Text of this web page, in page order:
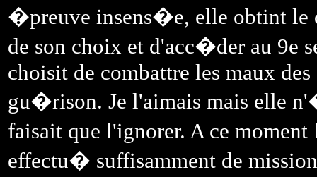
�preuve insens�e, elle obtint
de son choix et d'acc�der au 9e
choisit de combattre les maux
gu�rison. Je l'aimais mais elle
faisait que l'ignorer. A ce
effectu� suffisamment de